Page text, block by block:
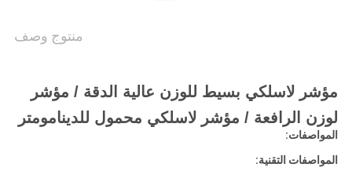
منتوج وصف
مؤشر لاسلكي بسيط للوزن عالية الدقة / مؤشر
لوزن الرافعة / مؤشر لاسلكي محمول للدينامومتر
المواصفات:
المواصفات التقنية: